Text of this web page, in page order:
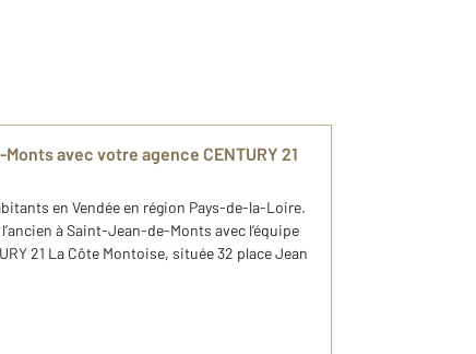
avec votre agence CENTURY 21
en Vendée en région Pays-de-la-Loire.
à Saint-Jean-de-Monts avec l’équipe
21 La Côte Montoise, située 32 place Jean